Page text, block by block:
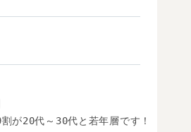
が20代～30代と若年層です！